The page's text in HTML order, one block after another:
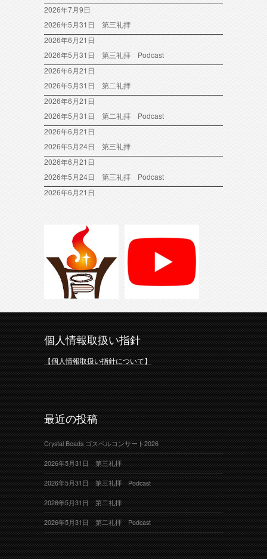
2026年7月9日
2026年5月31日 第三礼拝
2026年6月21日
2026年5月31日 第三礼拝 Podcast
2026年6月21日
2026年5月31日 第二礼拝
2026年6月21日
2026年5月31日 第二礼拝 Podcast
2026年6月21日
2026年5月24日 第三礼拝
2026年6月21日
2026年5月24日 第三礼拝 Podcast
2026年6月21日
個人情報取扱い指針
【個人情報取扱い指針について】
最近の投稿
Crystal Beads ゴスペルコンサート2026
2026年5月31日 第三礼拝
2026年5月31日 第三礼拝 Podcast
2026年5月31日 第二礼拝
2026年5月31日 第二礼拝 Podcast